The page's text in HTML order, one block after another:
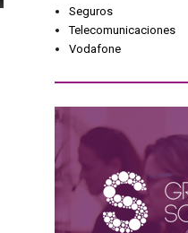
Seguros
Telecomunicaciones
Vodafone